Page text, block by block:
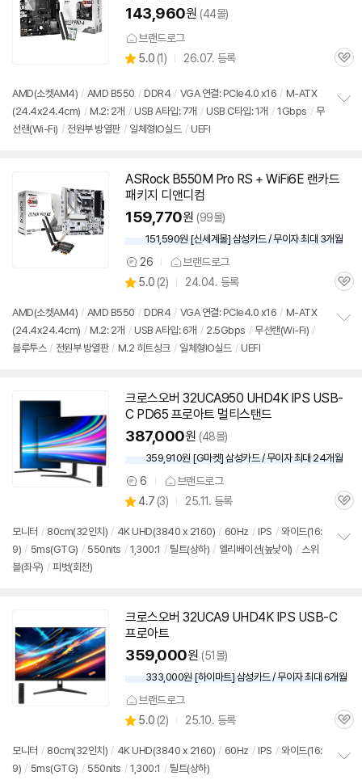
143,960원 (44몰)
브랜드로그
별
5.0 (상
리
뷰
1) 26.07. 등록
관
AMD(소켓AM4) / AMD B550 / DDR4 / VGA 연결: PCIe4.0 x16 / M-ATX
(24.4x24.4cm) / M.2: 2개 / USB A타입: 7개 / USB C타입: 1개 / 1Gbps / 무
선랜(Wi-Fi) / 전원부 방열판 / 일체형IO실드 / UEFI
ASRock B550M Pro RS + WiFi6E 랜카드
패키지 디앤디컴
159,770원 (99몰)
151,590원 [신세계몰] 삼성카드 / 무이자 최대 3개월
상
품
견
26 브랜드로그
별
점
5.0 (상
리
뷰
2) 24.04. 등록
관
AMD(소켓AM4) / AMD B550 / DDR4 / VGA 연결: PCIe4.0 x16 / M-ATX
(24.4x24.4cm) / M.2: 2개 / USB A타입: 6개 / 2.5Gbps / 무선랜(Wi-Fi) /
블루투스 / 전원부 방열판 / M.2 히트싱크 / 일체형IO실드 / UEFI
크로스오버 32UCA950 UHD4K IPS USB-
C PD65 프로아트 멀티스탠드
387,000원 (48몰)
359,910원 [G마켓] 삼성카드 / 무이자 최대 24개월
상
품
견
6 브랜드로그
별
점
4.7 (상
리
뷰
3) 25.11. 등록
관
모니터 / 80cm(32인치) / 4K UHD(3840 x 2160) / 60Hz / IPS / 와이드(16:
9) / 5ms(GTG) / 550nits / 1,300:1 / 틸트(상하) / 엘리베이션(높낮이) / 스위
블(좌우) / 피벗(회전)
크로스오버 32UCA9 UHD4K IPS USB-C
프로아트
359,000원 (51몰)
333,000원 [하이마트] 삼성카드 / 무이자 최대 6개월
브랜드로그
별
점
5.0 (상
리
뷰
2) 25.10. 등록
관
모니터 / 80cm(32인치) / 4K UHD(3840 x 2160) / 60Hz / IPS / 와이드(16:
9) / 5ms(GTG) / 550nits / 1,300:1 / 틸트(상하)